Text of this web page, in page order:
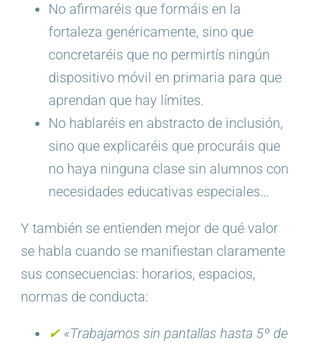
No afirmaréis que formáis en la
fortaleza genéricamente, sino que
concretaréis que no permirtís ningún
dispositivo móvil en primaria para que
aprendan que hay límites.
No hablaréis en abstracto de inclusión,
sino que explicaréis que procuráis que
no haya ninguna clase sin alumnos con
necesidades educativas especiales…
Y también se entienden mejor de qué valor
se habla cuando se manifiestan claramente
sus consecuencias: horarios, espacios,
normas de conducta:
✔︎ «Trabajamos sin pantallas hasta 5º de